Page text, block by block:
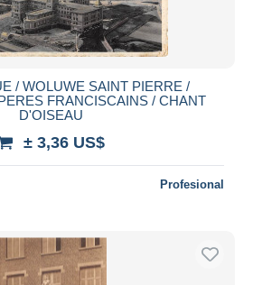
/ WOLUWE SAINT PIERRE /
FRANCISCAINS / CHANT
D'OISEAU
± 3,36 US$
Profesional